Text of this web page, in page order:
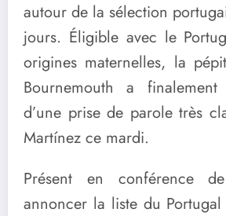
autour de la sélection
jours. Éligible avec le
origines maternelles, la
Bournemouth a
d’une prise de parole très
Martínez ce mardi.
Présent en conférence
annoncer la liste du